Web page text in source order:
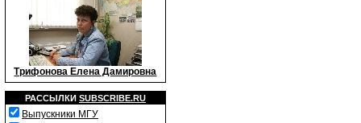
Трифонова Елена Дамировна
РАССЫЛКИ SUBSCRIBE.RU
Выпускники МГУ